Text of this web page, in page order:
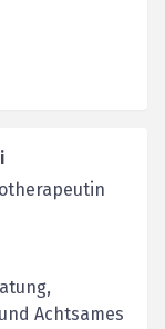
Achtsames